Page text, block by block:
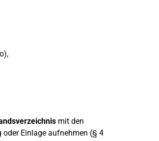
mit den
Einlage aufnehmen (§ 4